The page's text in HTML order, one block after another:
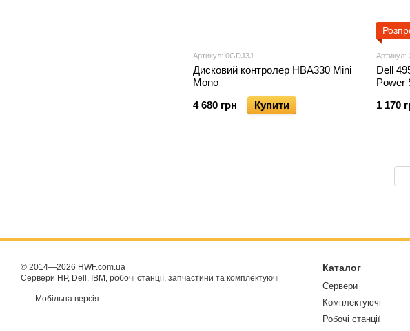
Артикул: 0GDJ3J
Дисковий контролер HBA330 Mini
Mono
4 680 грн
Купити
Артикул:
Dell
Power
1 170
© 2014—2026 HWF.com.ua
Сервери HP, Dell, IBM, робочі станції, запчастини та комплектуючі
Мобільна версія
Каталог
Сервери
Комплектуючі
Робочі станції